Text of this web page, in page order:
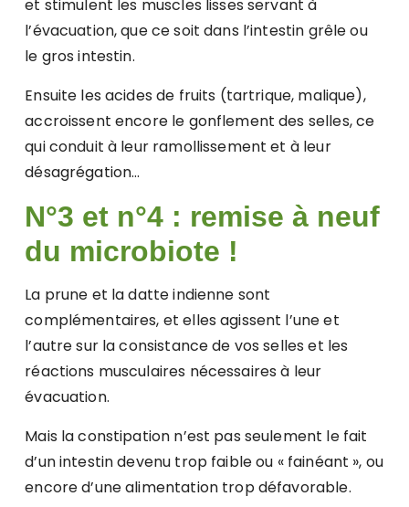
et stimulent les muscles lisses servant à
l’évacuation, que ce soit dans l’intestin grêle ou
le gros intestin.
Ensuite les acides de fruits (tartrique, malique),
accroissent encore le gonflement des selles, ce
qui conduit à leur ramollissement et à leur
désagrégation…
N°3 et n°4 : remise à neuf
du microbiote !
La prune et la datte indienne sont
complémentaires, et elles agissent l’une et
l’autre sur la consistance de vos selles et les
réactions musculaires nécessaires à leur
évacuation.
Mais la constipation n’est pas seulement le fait
d’un intestin devenu trop faible ou « fainéant », ou
encore d’une alimentation trop défavorable.